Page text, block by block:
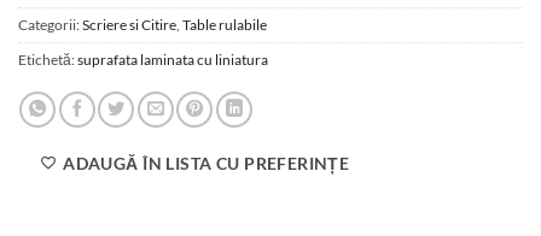
Categorii:Scriere si Citire Table rulabile
Etichetă:suprafata laminata cu liniatura
ADAUGĂ ÎN LISTA CU PREFERINȚE